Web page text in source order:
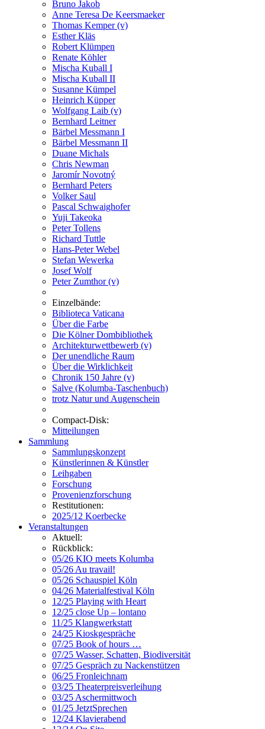
Bruno Jakob
Anne Teresa De Keersmaeker
Thomas Kemper (v)
Esther Kläs
Robert Klümpen
Renate Köhler
Mischa Kuball I
Mischa Kuball II
Susanne Kümpel
Heinrich Küpper
Wolfgang Laib (v)
Bernhard Leitner
Bärbel Messmann I
Bärbel Messmann II
Duane Michals
Chris Newman
Jaromír Novotný
Bernhard Peters
Volker Saul
Pascal Schwaighofer
Yuji Takeoka
Peter Tollens
Richard Tuttle
Hans-Peter Webel
Stefan Wewerka
Josef Wolf
Peter Zumthor (v)
Einzelbände:
Biblioteca Vaticana
Über die Farbe
Die Kölner Dombibliothek
Architekturwettbewerb (v)
Der unendliche Raum
Über die Wirklichkeit
Chronik 150 Jahre (v)
Salve (Kolumba-Taschenbuch)
trotz Natur und Augenschein
Compact-Disk:
Mitteilungen
Sammlung
Sammlungskonzept
Künstlerinnen & Künstler
Leihgaben
Forschung
Provenienzforschung
Restitutionen:
2025/12 Koerbecke
Veranstaltungen
Aktuell:
Rückblick:
05/26 KIO meets Kolumba
05/26 Au travail!
05/26 Schauspiel Köln
04/26 Materialfestival Köln
12/25 Playing with Heart
12/25 close Up – lontano
11/25 Klangwerkstatt
24/25 Kioskgespräche
07/25 Book of hours …
07/25 Wasser, Schatten, Biodiversität
07/25 Gespräch zu Nackenstützen
06/25 Fronleichnam
03/25 Theaterpreisverleihung
03/25 Aschermittwoch
01/25 JetztSprechen
12/24 Klavierabend